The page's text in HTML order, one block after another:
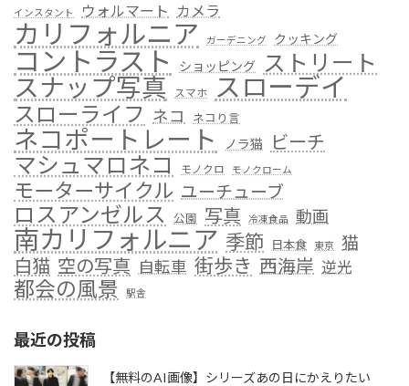
インスタント ウォルマート カメラ
カリフォルニア ガーデニング クッキング
コントラスト ショッピング ストリート
スナップ写真 スマホ スローデイ
スローライフ ネコ ネコり言
ネコポートレート ノラ猫 ビーチ
マシュマロネコ モノクロ モノクローム
モーターサイクル ユーチューブ
ロスアンゼルス 公園 写真 冷凍食品 動画
南カリフォルニア 季節 日本食 東京 猫
白猫 空の写真 自転車 街歩き 西海岸 逆光
都会の風景 駅舎
最近の投稿
【無料のAI画像】シリーズあの日にかえりたい